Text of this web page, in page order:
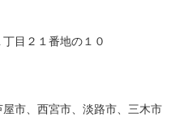
目２１番地の１０
市、西宮市、淡路市、三木市